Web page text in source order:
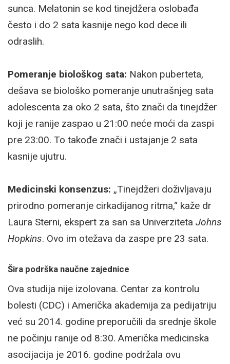
sunca. Melatonin se kod tinejdžera oslobađa
često i do 2 sata kasnije nego kod dece ili
odraslih.
Pomeranje biološkog sata: Nakon puberteta,
dešava se biološko pomeranje unutrašnjeg sata
adolescenta za oko 2 sata, što znači da tinejdžer
koji je ranije zaspao u 21:00 neće moći da zaspi
pre 23:00. To takođe znači i ustajanje 2 sata
kasnije ujutru.
Medicinski konsenzus: „Tinejdžeri doživljavaju
prirodno pomeranje cirkadijanog ritma,“ kaže dr
Laura Sterni, ekspert za san sa Univerziteta Johns
Hopkins. Ovo im otežava da zaspe pre 23 sata.
Šira podrška naučne zajednice
Ova studija nije izolovana. Centar za kontrolu
bolesti (CDC) i Američka akademija za pedijatriju
već su 2014. godine preporučili da srednje škole
ne počinju ranije od 8:30. Američka medicinska
asocijacija je 2016. godine podržala ovu